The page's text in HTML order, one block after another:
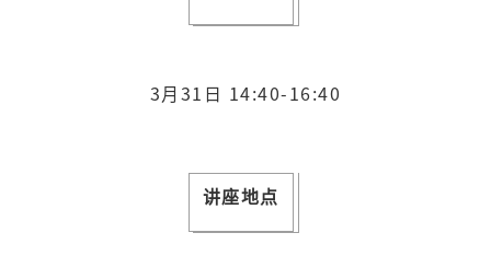
3月31日 14:40-16:40
讲座地点